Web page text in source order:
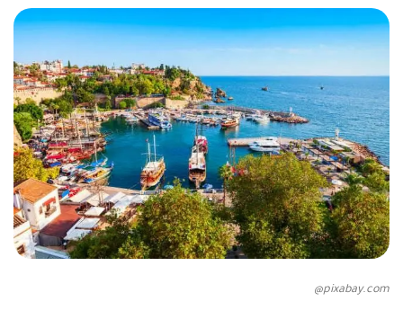
pixabay.com@